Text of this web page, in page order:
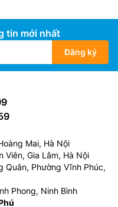
tin mới nhất
Đăng ký
Mai, Hà Nội
Viên, Gia Lâm, Hà Nội
Quân, Phường Vĩnh Phúc,
Phong, Ninh Bình